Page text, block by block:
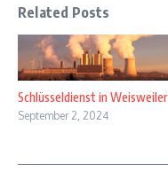
Related Posts
Schlüsseldienst in Weisweiler
September 2, 2024